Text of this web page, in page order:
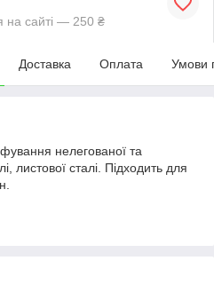
на сайті — 250 ₴
Доставка Оплата Умови
нелегованої та
листової сталі. Підходить для